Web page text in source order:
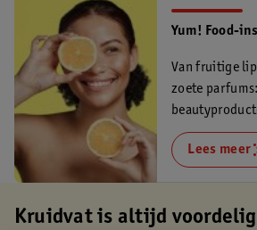
Yum! Food-
Van fruitige
zoete
Om op te eten!
Lees meer
Kruidvat is altijd voordelig